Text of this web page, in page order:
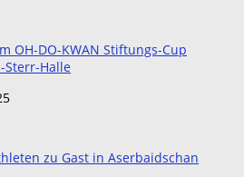
OH-DO-KWAN Stiftungs-Cup
Sterr-Halle
zu Gast in Aserbaidschan